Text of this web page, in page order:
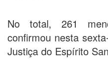
No total, 261
confirmou nesta
Justiça do Espírito